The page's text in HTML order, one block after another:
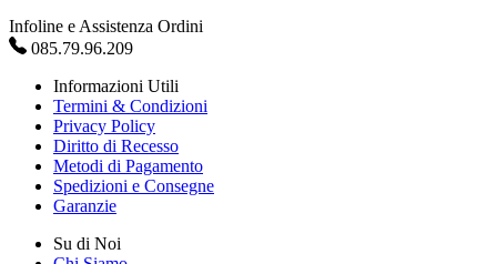
Infoline e Assistenza Ordini
085.79.96.209
Informazioni Utili
Termini & Condizioni
Privacy Policy
Diritto di Recesso
Metodi di Pagamento
Spedizioni e Consegne
Garanzie
Su di Noi